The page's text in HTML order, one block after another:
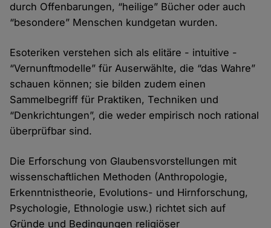
durch Offenbarungen, “heilige” Bücher oder auch
“besondere” Menschen kundgetan wurden.
Esoteriken verstehen sich als elitäre - intuitive -
“Vernunftmodelle” für Auserwählte, die “das Wahre”
schauen können; sie bilden zudem einen
Sammelbegriff für Praktiken, Techniken und
“Denkrichtungen”, die weder empirisch noch rational
überprüfbar sind.
Die Erforschung von Glaubensvorstellungen mit
wissenschaftlichen Methoden (Anthropologie,
Erkenntnistheorie, Evolutions- und Hirnforschung,
Psychologie, Ethnologie usw.) richtet sich auf
Gründe und Bedingungen religiöser